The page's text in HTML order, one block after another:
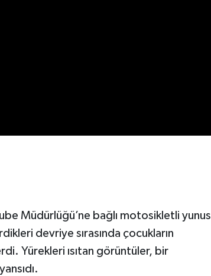
Müdürlüğü’ne bağlı motosikletli yunus
devriye sırasında çocukların
Yürekleri ısıtan görüntüler, bir